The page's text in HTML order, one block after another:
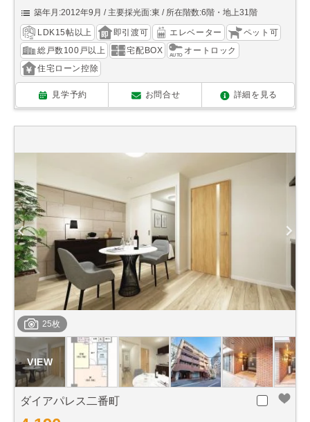
築年月:2012年9月
主要採光面:東 所在階数:6階・地上31階
LDK15帖以上 即引渡可 エレベーター
ペット可
総戸数100戸以上
宅配BOX
オートロック
住宅ローン控除
見学予約 お問合せ 詳細を見る
25枚
ダイアパレス二番町